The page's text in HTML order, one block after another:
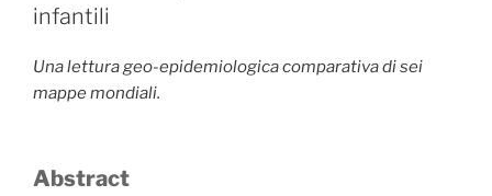
infantili
Una lettura geo-epidemiologica comparativa di sei
mappe mondiali.
Abstract